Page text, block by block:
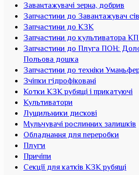
Завантажувачі зерна, добрив
Запчастини до Завантажувач
Запчастини до КЗК
Запчастини до культиватора
Запчастини до Плуга ПОН:
Польова дошка
Запчастини до техніки
Зчіпки гідрофіковані
Котки КЗК рубящі і прикатуючі
Культиватори
Лущильники дискові
Мульчувачі рослинних залишків
Обладнання для переробки
Плуги
Причіпи
Секції для катків КЗК рубящі